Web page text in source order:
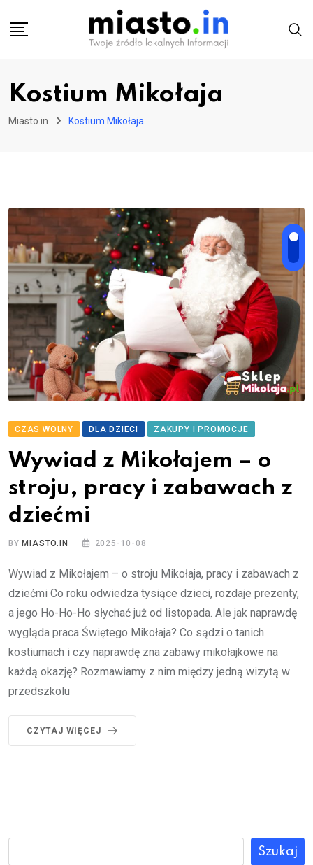
Kostium Mikołaja
Miasto.in Kostium Mikołaja
CZAS WOLNY DLA DZIECI ZAKUPY I PROMOCJE
Wywiad z Mikołajem – o
stroju, pracy i zabawach z
dziećmi
BYMIASTO.IN 2025-10-08
Wywiad z Mikołajem – o stroju Mikołaja, pracy i zabawach z
dziećmi Co roku odwiedza tysiące dzieci, rozdaje prezenty,
a jego Ho-Ho-Ho słychać już od listopada. Ale jak naprawdę
wygląda praca Świętego Mikołaja? Co sądzi o tanich
kostiumach i czy naprawdę zna zabawy mikołajkowe na
każdą okazję? Rozmawiamy z nim między jedną wizytą w
przedszkolu
CZYTAJ WIĘCEJ
Szukaj